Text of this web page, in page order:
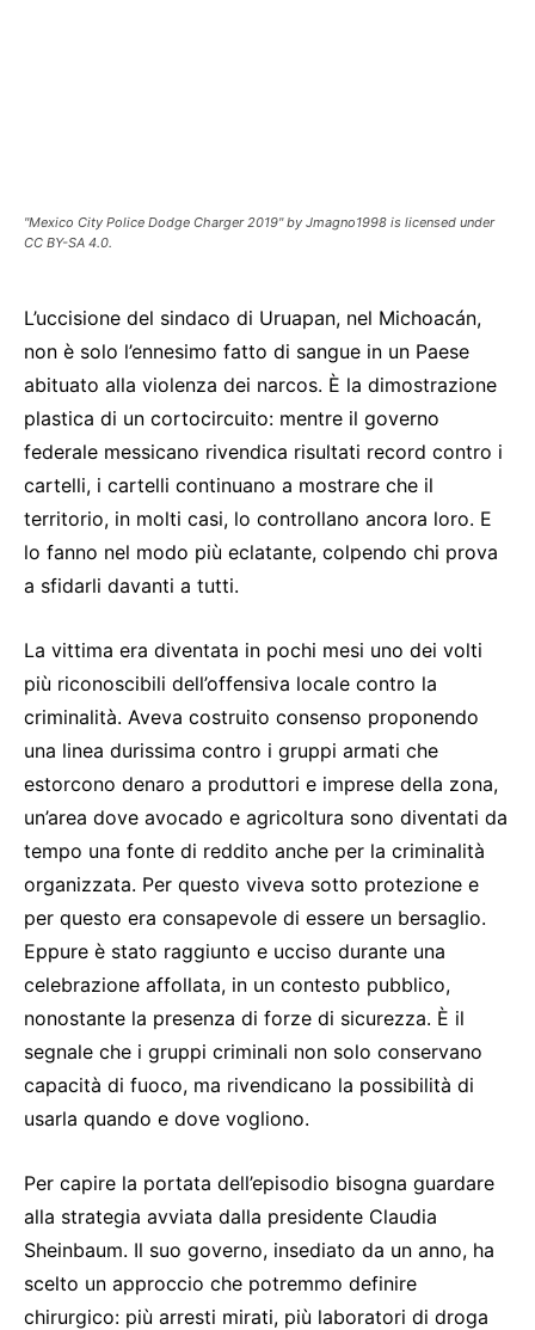
"Mexico City Police Dodge Charger 2019" by Jmagno1998 is licensed under
CC BY-SA 4.0.
L’uccisione del sindaco di Uruapan, nel Michoacán,
non è solo l’ennesimo fatto di sangue in un Paese
abituato alla violenza dei narcos. È la dimostrazione
plastica di un cortocircuito: mentre il governo
federale messicano rivendica risultati record contro i
cartelli, i cartelli continuano a mostrare che il
territorio, in molti casi, lo controllano ancora loro. E
lo fanno nel modo più eclatante, colpendo chi prova
a sfidarli davanti a tutti.
La vittima era diventata in pochi mesi uno dei volti
più riconoscibili dell’offensiva locale contro la
criminalità. Aveva costruito consenso proponendo
una linea durissima contro i gruppi armati che
estorcono denaro a produttori e imprese della zona,
un’area dove avocado e agricoltura sono diventati da
tempo una fonte di reddito anche per la criminalità
organizzata. Per questo viveva sotto protezione e
per questo era consapevole di essere un bersaglio.
Eppure è stato raggiunto e ucciso durante una
celebrazione affollata, in un contesto pubblico,
nonostante la presenza di forze di sicurezza. È il
segnale che i gruppi criminali non solo conservano
capacità di fuoco, ma rivendicano la possibilità di
usarla quando e dove vogliono.
Per capire la portata dell’episodio bisogna guardare
alla strategia avviata dalla presidente Claudia
Sheinbaum. Il suo governo, insediato da un anno, ha
scelto un approccio che potremmo definire
chirurgico: più arresti mirati, più laboratori di droga